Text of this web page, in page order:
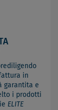
in
garantita e
i prodotti
ELITE